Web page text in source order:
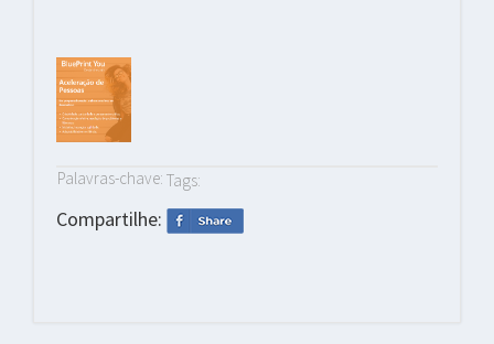
Palavras-chave: Tags:
Compartilhe: